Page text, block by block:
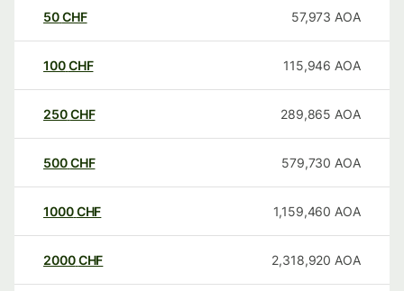
50CHF 57,973 AOA
100CHF 115,946 AOA
250CHF 289,865 AOA
500CHF 579,730 AOA
1000CHF 1,159,460 AOA
2000CHF 2,318,920 AOA